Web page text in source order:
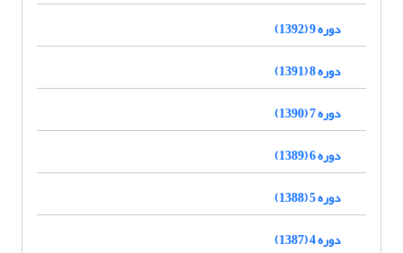
دوره 9 (1392)
دوره 8 (1391)
دوره 7 (1390)
دوره 6 (1389)
دوره 5 (1388)
دوره 4 (1387)